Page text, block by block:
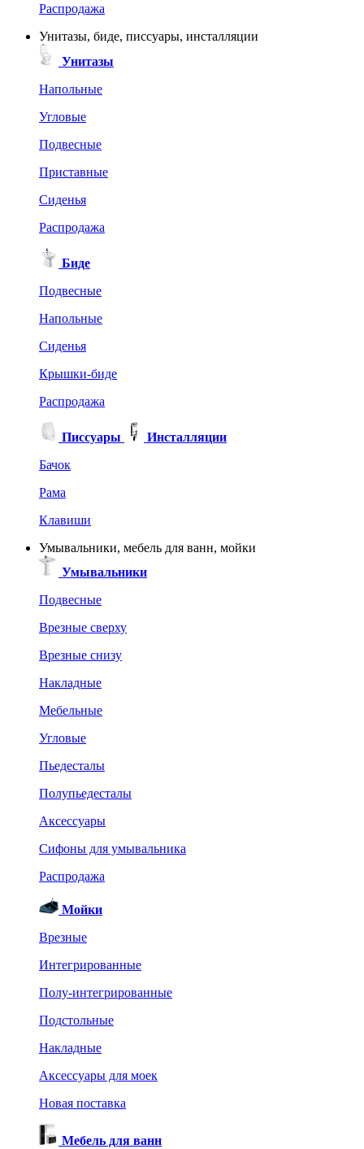
Распродажа
Унитазы, биде, писсуары, инсталляции
Унитазы
Напольные
Угловые
Подвесные
Приставные
Сиденья
Распродажа
Биде
Подвесные
Напольные
Сиденья
Крышки-биде
Распродажа
Писсуары
Инсталляции
Бачок
Рама
Клавиши
Умывальники, мебель для ванн, мойки
Умывальники
Подвесные
Врезные сверху
Врезные снизу
Накладные
Мебельные
Угловые
Пьедесталы
Полупьедесталы
Аксессуары
Сифоны для умывальника
Распродажа
Мойки
Врезные
Интегрированные
Полу-интегрированные
Подстольные
Накладные
Аксессуары для моек
Новая поставка
Мебель для ванн